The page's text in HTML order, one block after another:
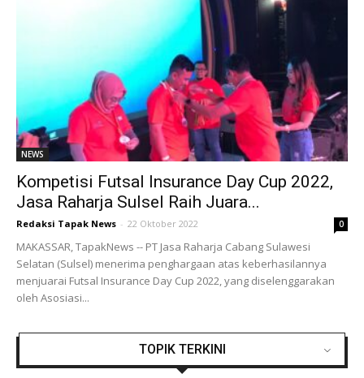
NEWS
Kompetisi Futsal Insurance Day Cup 2022,
Jasa Raharja Sulsel Raih Juara...
Redaksi Tapak News - 22 Oktober 2022 0
MAKASSAR, TapakNews -- PT Jasa Raharja Cabang Sulawesi
Selatan (Sulsel) menerima penghargaan atas keberhasilannya
menjuarai Futsal Insurance Day Cup 2022, yang diselenggarakan
oleh Asosiasi...
TOPIK TERKINI